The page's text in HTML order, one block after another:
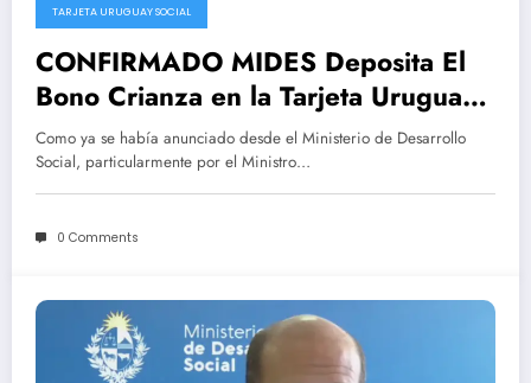
TARJETA URUGUAY SOCIAL
CONFIRMADO MIDES Deposita El
Bono Crianza en la Tarjeta Uruguay
Social
Como ya se había anunciado desde el Ministerio de Desarrollo
Social, particularmente por el Ministro…
0 Comments